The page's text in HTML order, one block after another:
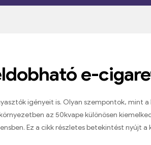
e-
igényeit is. Olyan szempontok, mint
az 50kvape különösen
Ez a cikk részletes betekintést nyújt